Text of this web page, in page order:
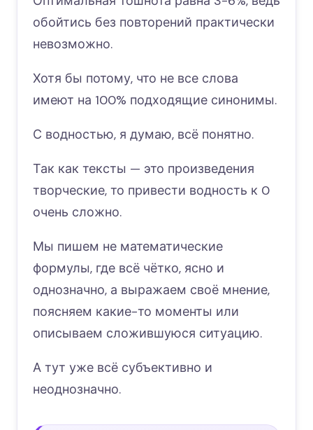
обойтись без повторений практически
невозможно.
Хотя бы потому, что не все слова
имеют на 100% подходящие синонимы.
С водностью, я думаю, всё понятно.
Так как тексты — это произведения
творческие, то привести водность к 0
очень сложно.
Мы пишем не математические
формулы, где всё чётко, ясно и
однозначно, а выражаем своё мнение,
поясняем какие-то моменты или
описываем сложившуюся ситуацию.
А тут уже всё субъективно и
неоднозначно.